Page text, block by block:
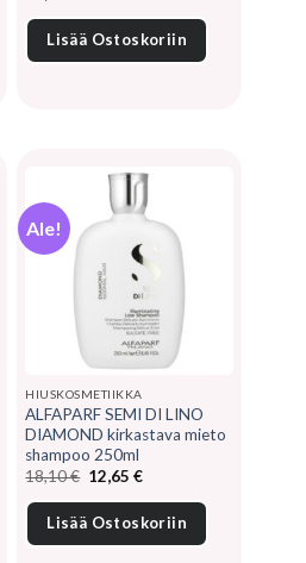
Lisää Ostoskoriin
Ale!
HIUSKOSMETIIKKA
ALFAPARF SEMI DI LINO
DIAMOND kirkastava mieto
shampoo 250ml
18,10€ Alkuperäinen
hinta
oli:
18,10 €.
12,65€Nykyinen
on:
12,65 €.
Lisää Ostoskoriin